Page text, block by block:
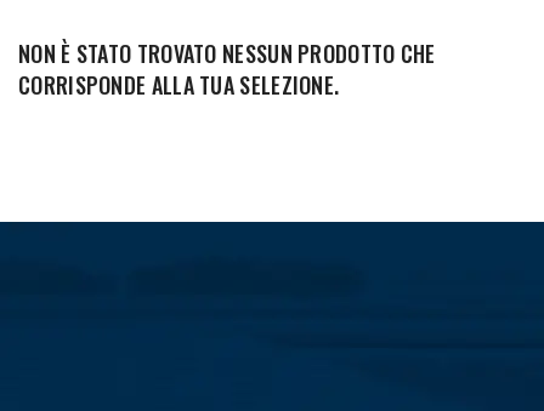
NON È STATO TROVATO NESSUN PRODOTTO CHE
CORRISPONDE ALLA TUA SELEZIONE.